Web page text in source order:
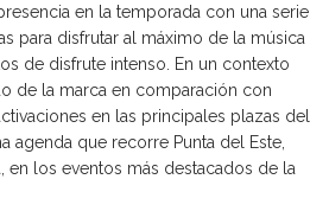
en la temporada con una serie
para disfrutar al máximo de la música
de disfrute intenso. En un contexto
de la marca en comparación con
en las principales plazas del
agenda que recorre Punta del Este,
en los eventos más destacados de la